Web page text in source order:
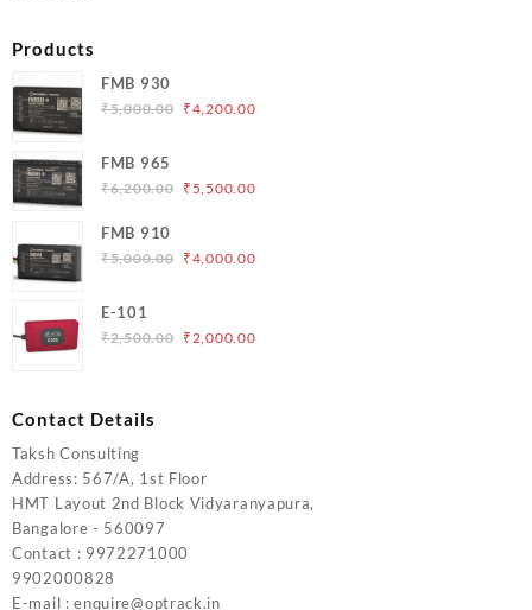
Products
FMB 930
₹5,000.00 Original
₹5,000.00.
₹4,200.00Current
FMB 965
₹6,200.00 Original
₹6,200.00.
₹ 5,500.00Current
₹5,500.00.
FMB 910
₹5,000.00 Original
₹5,000.00.
₹4,000.00Current
E-101
₹2,500.00 Original
₹2,000.00Current
Contact Details
Taksh Consulting
Address: 567/A, 1st Floor
HMT Layout 2nd Block Vidyaranyapura,
Bangalore - 560097
Contact : 9972271000
9902000828
E-mail : enquire@optrack.in